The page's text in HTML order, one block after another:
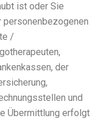
ist oder Sie
personenbezogenen
/
der
und
Übermittlung erfolgt